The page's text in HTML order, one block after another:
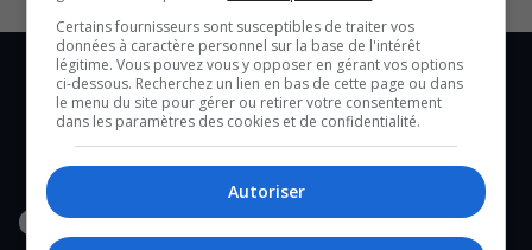
Certains fournisseurs sont susceptibles de traiter vos
données à caractère personnel sur la base de l'intérêt
légitime. Vous pouvez vous y opposer en gérant vos options
ci-dessous. Recherchez un lien en bas de cette page ou dans
le menu du site pour gérer ou retirer votre consentement
dans les paramètres des cookies et de confidentialité.
Autoriser